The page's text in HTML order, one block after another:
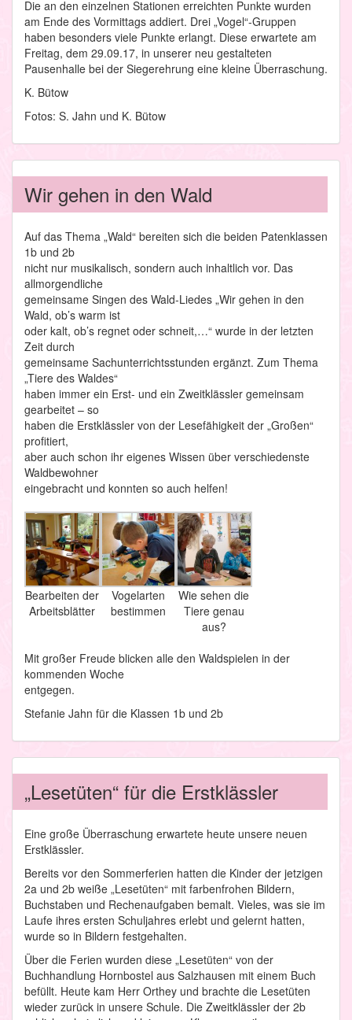
Die an den einzelnen Stationen erreichten Punkte wurden
am Ende des Vormittags addiert. Drei „Vogel“-Gruppen
haben besonders viele Punkte erlangt. Diese erwartete am
Freitag, dem 29.09.17, in unserer neu gestalteten
Pausenhalle bei der Siegerehrung eine kleine Überraschung.
K. Bütow
Fotos: S. Jahn und K. Bütow
Wir gehen in den Wald
Auf das Thema „Wald“ bereiten sich die beiden Patenklassen
1b und 2b
nicht nur musikalisch, sondern auch inhaltlich vor. Das
allmorgendliche
gemeinsame Singen des Wald-Liedes „Wir gehen in den
Wald, ob’s warm ist
oder kalt, ob’s regnet oder schneit,…“ wurde in der letzten
Zeit durch
gemeinsame Sachunterrichtsstunden ergänzt. Zum Thema
„Tiere des Waldes“
haben immer ein Erst- und ein Zweitklässler gemeinsam
gearbeitet – so
haben die Erstklässler von der Lesefähigkeit der „Großen“
profitiert,
aber auch schon ihr eigenes Wissen über verschiedenste
Waldbewohner
eingebracht und konnten so auch helfen!
Bearbeiten der
Arbeitsblätter
Vogelarten
bestimmen
Wie sehen die
Tiere genau
aus?
Mit großer Freude blicken alle den Waldspielen in der
kommenden Woche
entgegen.
Stefanie Jahn für die Klassen 1b und 2b
„Lesetüten“ für die Erstklässler
Eine große Überraschung erwartete heute unsere neuen
Erstklässler.
Bereits vor den Sommerferien hatten die Kinder der jetzigen
2a und 2b weiße „Lesetüten“ mit farbenfrohen Bildern,
Buchstaben und Rechenaufgaben bemalt. Vieles, was sie im
Laufe ihres ersten Schuljahres erlebt und gelernt hatten,
wurde so in Bildern festgehalten.
Über die Ferien wurden diese „Lesetüten“ von der
Buchhandlung Hornbostel aus Salzhausen mit einem Buch
befüllt. Heute kam Herr Orthey und brachte die Lesetüten
wieder zurück in unsere Schule. Die Zweitklässler der 2b